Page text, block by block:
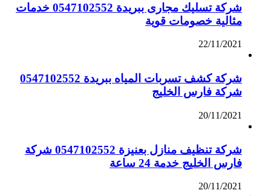
شركة تسليك مجارى ببريدة 0547102552 خدمات
مثالية خصومات قوية
22/11/2021
شركة كشف تسربات المياه ببريدة 0547102552
شركة فارس الخليج
20/11/2021
شركة تنظيف منازل بعنيزة 0547102552 شركة
فارس الخليج خدمة 24 ساعة
20/11/2021